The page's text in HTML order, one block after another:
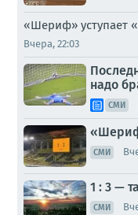
«Шериф» уступает
Вчера, 22:03
надо
СМИ
СМИ
1 : 3 —
СМИ